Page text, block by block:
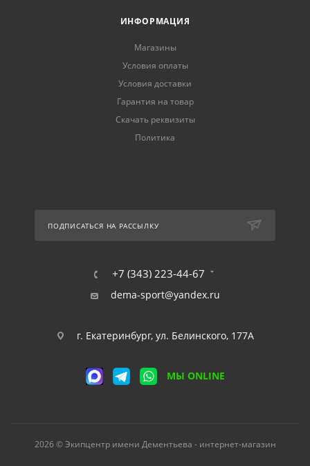
ИНФОРМАЦИЯ
Магазины
Условия оплаты
Условия доставки
Гарантия на товар
Скачать реквизиты
Политика
ПОДПИСАТЬСЯ НА РАССЫЛКУ
+7 (343) 223-44-67
dema-sport@yandex.ru
г. Екатеринбург, ул. Белинского, 177А
МЫ ONLINE
2026 © Экипцентр имени Дементьева - интернет-магазин